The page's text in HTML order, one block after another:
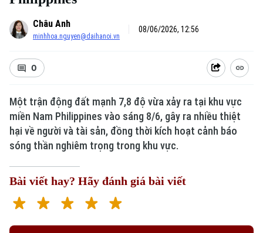
Châu Anh
minhhoa.nguyen@daihanoi.vn
08/06/2026, 12:56
0
Một trận động đất mạnh 7,8 độ vừa xảy ra tại khu vực
miền Nam Philippines vào sáng 8/6, gây ra nhiều thiệt
hại về người và tài sản, đồng thời kích hoạt cảnh báo
sóng thần nghiêm trọng trong khu vực.
Bài viết hay? Hãy đánh giá bài viết